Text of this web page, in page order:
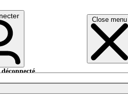
Close menu
déconnecté.